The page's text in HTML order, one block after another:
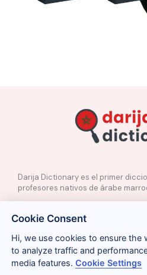
Darija Dictionary es el primer
profesores nativos de árabe
Contacto
📲Redes Sociales
🤝🏼Proponer palabras
Cookie Consent
Hi, we use cookies to ensure the
to analyze traffic and
media features.Cookie Settings